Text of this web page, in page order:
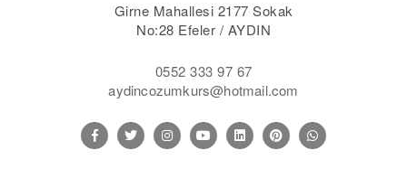
Girne Mahallesi 2177 Sokak
No:28 Efeler / AYDIN
0552 333 97 67
aydincozumkurs@hotmail.com